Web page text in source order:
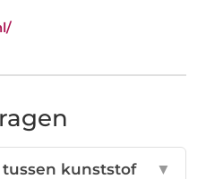
kunststof
▼